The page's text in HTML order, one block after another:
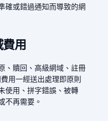
確或錯過通知而導致的網
用
、贖回、高級網域、註冊
用一經送出處理即原則
使用、拼字錯誤、被轉
不再需要。